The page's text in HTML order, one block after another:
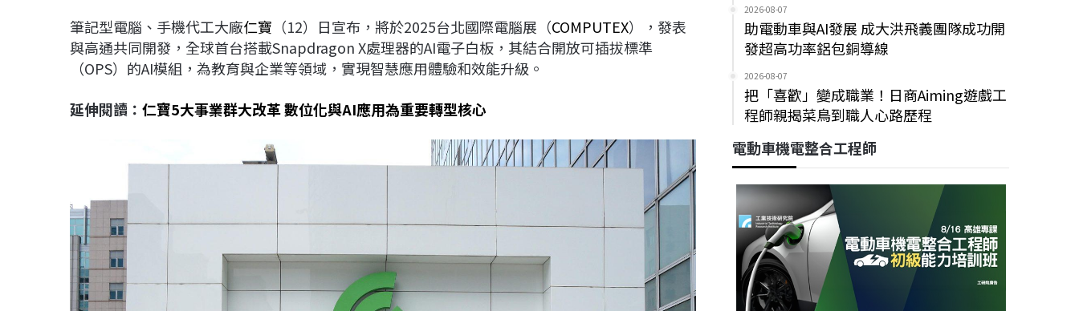
b
o
o
a
d
s
e
d
I
L
i
n
筆記型電腦、手機代工大廠仁寶 （12）日宣布，將於2025台北國際電腦展（COMPUTEX），發表
與高通共同開發，全球首台搭載Snapdragon X處理器的AI電子白板，其結合開放可插拔標準
（OPS）的AI模組，為教育與企業等領域，實現智慧應用體驗和效能升級。
延伸閱讀： 仁寶5大事業群大改革 數位化與AI應用為重要轉型核心
2026-08-07
助電動車與AI發展 成大洪飛義團隊成功開
發超高功率鋁包銅導線
2026-08-07
把「喜歡」變成職業！日商Aiming遊戲工
程師親揭菜鳥到職人心路歷程
電動車機電整合工程師